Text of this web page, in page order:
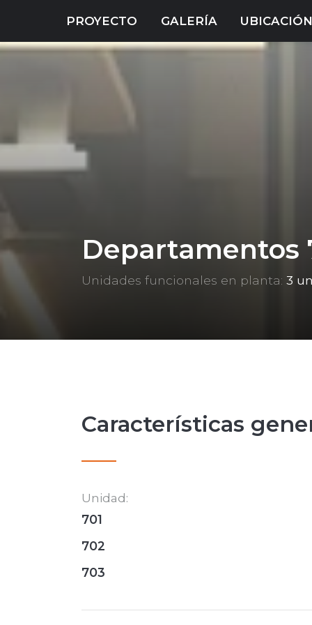
PROYECTO GALERÍA
Departamentos
Unidades funcionales en planta: 3
Características
Unidad:
701
702
703